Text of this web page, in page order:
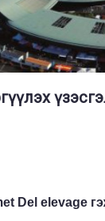
Del elevage